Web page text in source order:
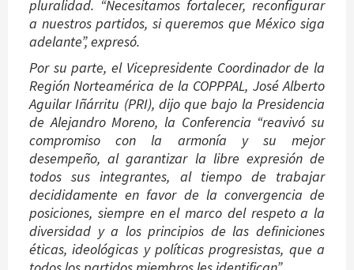
pluralidad. “Necesitamos fortalecer, reconfigurar
a nuestros partidos, si queremos que México siga
adelante”, expresó.
Por su parte, el Vicepresidente Coordinador de la
Región Norteamérica de la COPPPAL, José Alberto
Aguilar Iñárritu (PRI), dijo que bajo la Presidencia
de Alejandro Moreno, la Conferencia “reavivó su
compromiso con la armonía y su mejor
desempeño, al garantizar la libre expresión de
todos sus integrantes, al tiempo de trabajar
decididamente en favor de la convergencia de
posiciones, siempre en el marco del respeto a la
diversidad y a los principios de las definiciones
éticas, ideológicas y políticas progresistas, que a